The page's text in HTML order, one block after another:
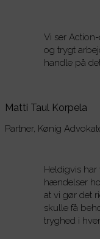
Vi ser
og trygt
handle på
Matti Taul Korpela
Partner, Kønig
Heldigvis
hændelser
at vi gør det
skulle få
tryghed i